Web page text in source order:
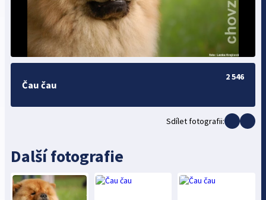
Čau čau
2 546
Sdílet fotografii:
Další fotografie